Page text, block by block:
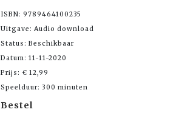
ISBN: 9789464100235
Uitgave: Audio download
Status: Beschikbaar
Datum: 11-11-2020
Prijs: € 12,99
Speelduur: 300 minuten
Bestel